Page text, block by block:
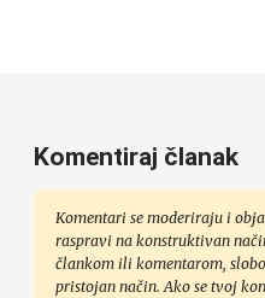
Komentiraj članak
Komentari se moderiraju i
raspravi na konstruktivan
člankom ili komentarom,
pristojan način. Ako se tvoj